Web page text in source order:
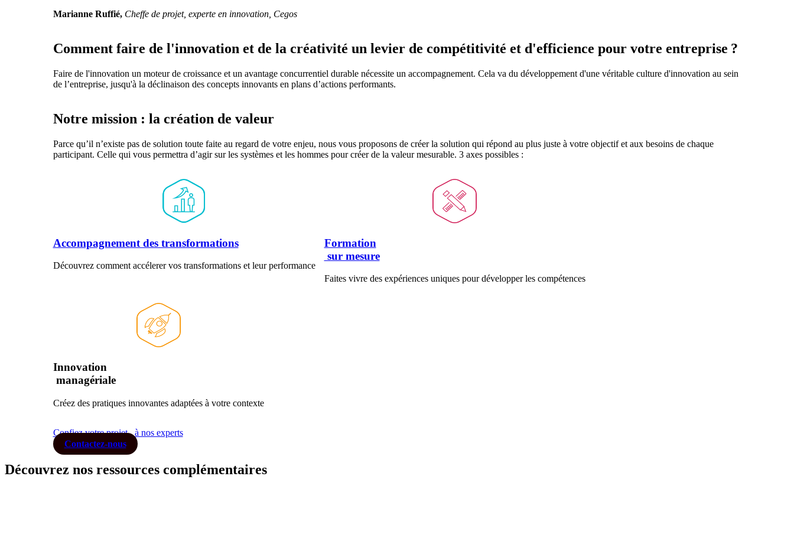
Marianne Ruffié,Cheffe de projet, experte en innovation, Cegos
Comment faire de l'innovation et de la créativité un levier de compétitivité et d'efficience pour votre entreprise ?
Faire de l'innovation un moteur de croissance et un avantage concurrentiel durable nécessite un accompagnement. Cela va du développement d'une véritable culture d'innovation au sein
de l’entreprise, jusqu'à la déclinaison des concepts innovants en plans d’actions performants.
Notre mission : la création de valeur
Parce qu’il n’existe pas de solution toute faite au regard de votre enjeu, nous vous proposons de créer la solution qui répond au plus juste à votre objectif et aux besoins de chaque
participant. Celle qui vous permettra d’agir sur les systèmes et les hommes pour créer de la valeur mesurable. 3 axes possibles :
Accompagnement des transformations
Découvrez comment accélerer vos transformations et leur performance
Formation
sur mesure
Faites vivre des expériences uniques pour développer les compétences
Innovation
managériale
Créez des pratiques innovantes adaptées à votre contexte
Confiez votre projetà nos experts
Contactez-nous
Découvrez nos ressources complémentaires